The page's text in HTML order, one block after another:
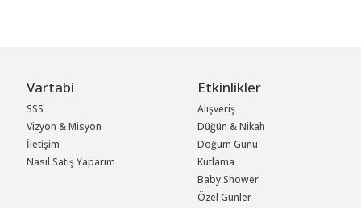
Vartabi
SSS
Vizyon & Misyon
İletişim
Nasıl Satış Yaparım
Etkinlikler
Alışveriş
Düğün & Nikah
Doğum Günü
Kutlama
Baby Shower
Özel Günler